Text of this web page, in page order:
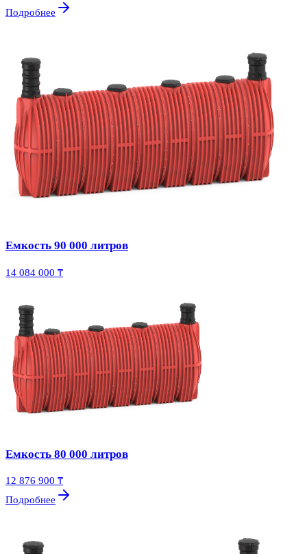
Подробнее
Емкость 90 000 литров
14 084 000 ₸
Емкость 80 000 литров
12 876 900 ₸
Подробнее